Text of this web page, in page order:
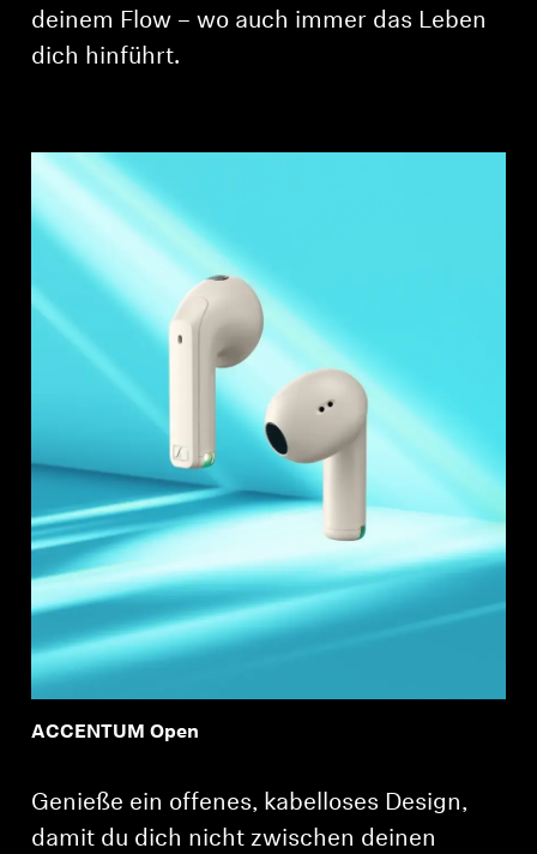
deinem Flow – wo auch immer das Leben
dich hinführt.
ACCENTUM Open
Genieße ein offenes, kabelloses Design,
damit du dich nicht zwischen deinen